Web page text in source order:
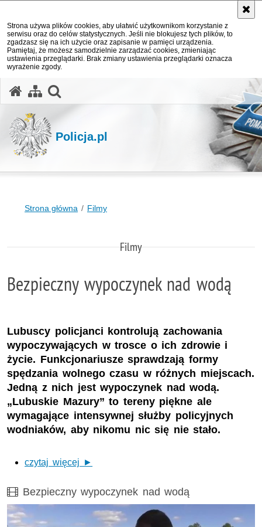
Strona używa plików cookies, aby ułatwić użytkownikom korzystanie z
serwisu oraz do celów statystycznych. Jeśli nie blokujesz tych plików, to
zgadzasz się na ich użycie oraz zapisanie w pamięci urządzenia.
Pamiętaj, że możesz samodzielnie zarządzać cookies, zmieniając
ustawienia przeglądarki. Brak zmiany ustawienia przeglądarki oznacza
wyrażenie zgody.
Policja.pl
Strona główna Filmy
Filmy
Bezpieczny wypoczynek nad wodą
Lubuscy policjanci kontrolują zachowania
wypoczywających w trosce o ich zdrowie i
życie. Funkcjonariusze sprawdzają formy
spędzania wolnego czasu w różnych miejscach.
Jedną z nich jest wypoczynek nad wodą.
„Lubuskie Mazury” to tereny piękne ale
wymagające intensywnej służby policyjnych
wodniaków, aby nikomu nic się nie stało.
czytaj więcej ►
Film
Bezpieczny wypoczynek nad wodą